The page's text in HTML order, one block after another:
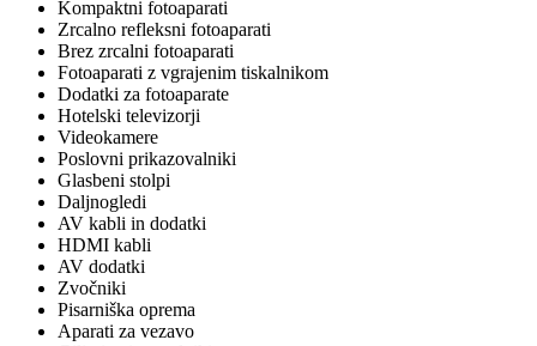
Kompaktni fotoaparati
Zrcalno refleksni fotoaparati
Brez zrcalni fotoaparati
Fotoaparati z vgrajenim tiskalnikom
Dodatki za fotoaparate
Hotelski televizorji
Videokamere
Poslovni prikazovalniki
Glasbeni stolpi
Daljnogledi
AV kabli in dodatki
HDMI kabli
AV dodatki
Zvočniki
Pisarniška oprema
Aparati za vezavo